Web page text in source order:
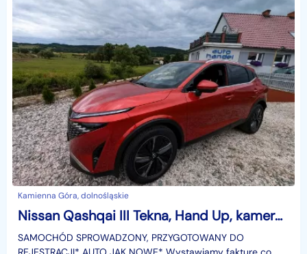
Kamienna Góra, dolnośląskie
Nissan Qashqai III Tekna, Hand Up, kamery 360
SAMOCHÓD SPROWADZONY, PRZYGOTOWANY DO